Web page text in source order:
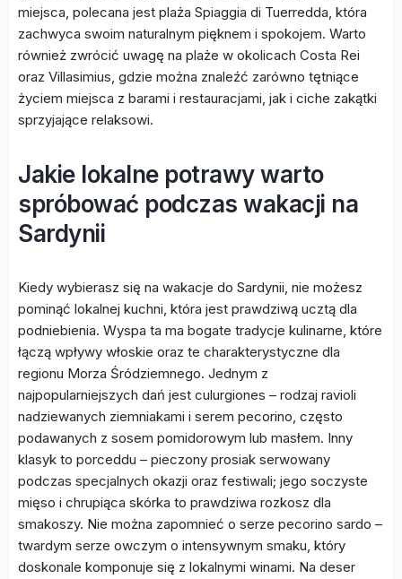
miejsca, polecana jest plaża Spiaggia di Tuerredda, która
zachwyca swoim naturalnym pięknem i spokojem. Warto
również zwrócić uwagę na plaże w okolicach Costa Rei
oraz Villasimius, gdzie można znaleźć zarówno tętniące
życiem miejsca z barami i restauracjami, jak i ciche zakątki
sprzyjające relaksowi.
Jakie lokalne potrawy warto
spróbować podczas wakacji na
Sardynii
Kiedy wybierasz się na wakacje do Sardynii, nie możesz
pominąć lokalnej kuchni, która jest prawdziwą ucztą dla
podniebienia. Wyspa ta ma bogate tradycje kulinarne, które
łączą wpływy włoskie oraz te charakterystyczne dla
regionu Morza Śródziemnego. Jednym z
najpopularniejszych dań jest culurgiones – rodzaj ravioli
nadziewanych ziemniakami i serem pecorino, często
podawanych z sosem pomidorowym lub masłem. Inny
klasyk to porceddu – pieczony prosiak serwowany
podczas specjalnych okazji oraz festiwali; jego soczyste
mięso i chrupiąca skórka to prawdziwa rozkosz dla
smakoszy. Nie można zapomnieć o serze pecorino sardo –
twardym serze owczym o intensywnym smaku, który
doskonale komponuje się z lokalnymi winami. Na deser